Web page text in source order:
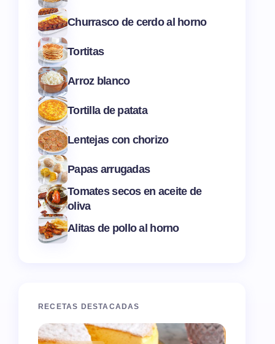
Churrasco de cerdo al horno
Tortitas
Arroz blanco
Tortilla de patata
Lentejas con chorizo
Papas arrugadas
Tomates secos en aceite de
oliva
Alitas de pollo al horno
RECETAS DESTACADAS